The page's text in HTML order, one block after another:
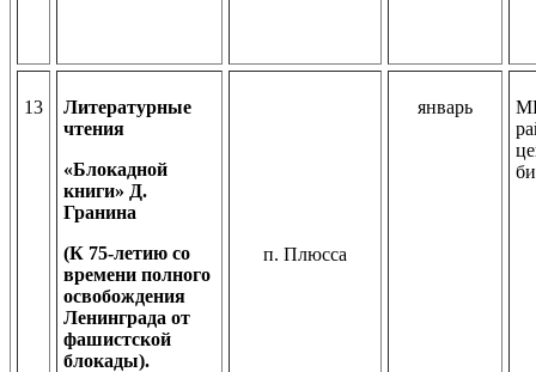
13
Литературные
чтения
«Блокадной
книги» Д.
Гранина
(К 75-летию со
времени полного
освобождения
Ленинграда от
фашистской
блокады).
п. Плюсса
январь